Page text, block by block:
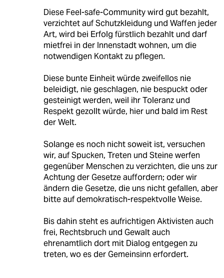
Diese Feel-safe-Community wird gut bezahlt,
verzichtet auf Schutzkleidung und Waffen jeder
Art, wird bei Erfolg fürstlich bezahlt und darf
mietfrei in der Innenstadt wohnen, um die
notwendigen Kontakt zu pflegen.
Diese bunte Einheit würde zweifellos nie
beleidigt, nie geschlagen, nie bespuckt oder
gesteinigt werden, weil ihr Toleranz und
Respekt gezollt würde, hier und bald im Rest
der Welt.
Solange es noch nicht soweit ist, versuchen
wir, auf Spucken, Treten und Steine werfen
gegenüber Menschen zu verzichten, die uns zur
Achtung der Gesetze auffordern; oder wir
ändern die Gesetze, die uns nicht gefallen, aber
bitte auf demokratisch-respektvolle Weise.
Bis dahin steht es aufrichtigen Aktivisten auch
frei, Rechtsbruch und Gewalt auch
ehrenamtlich dort mit Dialog entgegen zu
treten, wo es der Gemeinsinn erfordert.